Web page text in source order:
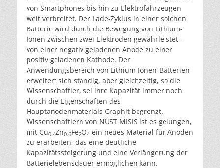
von Smartphones bis hin zu Elektrofahrzeugen
weit verbreitet. Der Lade-Zyklus in einer solchen
Batterie wird durch die Bewegung von Lithium-
Ionen zwischen zwei Elektroden gewährleistet –
von einer negativ geladenen Anode zu einer
positiv geladenen Kathode. Der
Anwendungsbereich von Lithium-Ionen-Batterien
erweitert sich ständig, aber gleichzeitig, so die
Wissenschaftler, sei ihre Kapazität immer noch
durch die Eigenschaften des
Hauptanodenmaterials Graphit begrenzt.
Wissenschaftlern von NUST MISIS ist es gelungen,
mit Cu0.4Zn0.6Fe2O4 ein neues Material für Anoden
zu erarbeiten, das eine deutliche
Kapazitätssteigerung und eine Verlängerung der
Batterielebensdauer ermöglichen kann.